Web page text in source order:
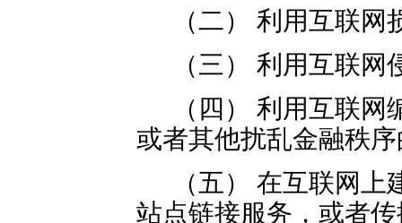
（二） 利用互联
（三） 利用互联
（四） 利用互联
或者其他扰乱金融秩
（五） 在互联网
站点链接服务，或者